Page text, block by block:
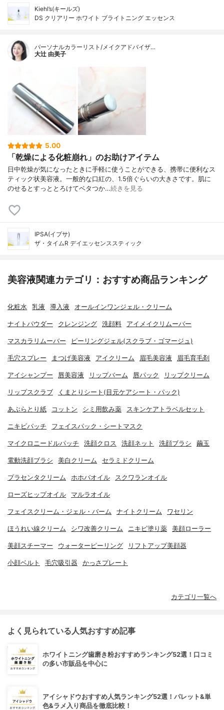
Kiehl’s(キールズ)
DS クリアリー ホワイト ブライトニング エッセンス
パーソナルカラーリスト/メイクアドバイザ…
大辻 由美子
5.00
「乾燥による化粧崩れ」のお助けアイテム
日中乾燥が気になったときに手軽に使うことができる、携帯に便利なス
ティック状美容液。一般的な口紅の、1.5倍ぐらいの大きさです。肌に
のせるとすっととろけてベタつか…続きを見る
IPSA(イプサ)
ザ・タイムR デイエッセンススティック
美容液関連カテゴリ：おすすめ商品ランキング
化粧水 乳液 導入液 オールインワンジェル・クリーム
ナイトパウダー クレンジング 洗顔料 アイメイクリムーバー
マスカラリムーバー ピーリングジェル(スクラブ・ゴマージュ)
毛穴スプレー まつげ美容液 アイクリーム 眉毛美容液 眉毛育毛剤
アイシャンプー 唇美容液 リップバーム 唇パック リップクリーム
リップスクラブ くまとりシート(目元ケアシート・パック)
あぶらとり紙 コットン シミ用飲み薬 スキンケアトラベルセット
ニキビパッチ フェイスパック・シートマスク
マイクロニードルパッチ 洗顔クロス 洗顔ネット 洗顔ブラシ 繭玉
電動洗顔ブラシ 美白クリーム セラミドクリーム
プラセンタクリーム ホホバオイル スクワランオイル
ローズヒップオイル マルラオイル
フェイスクリーム・ジェル・バーム ナイトクリーム ワセリン
ほうれい線クリーム シワ改善クリーム ニキビ塗り薬 美顔ローラー
美顔スチーマー ウォーターピーリング リフトアップ美顔器
小顔ベルト 毛穴吸引器 かっさプレート
カテゴリ一覧へ
よく見られている人気おすすめ記事
ホワイトニング歯磨き粉おすすめランキング52選！口コミ
の多い市販品を中心に
アイシャドウおすすめ人気ランキング52選！パレット&単
色&ラメ入り商品を徹底比較！